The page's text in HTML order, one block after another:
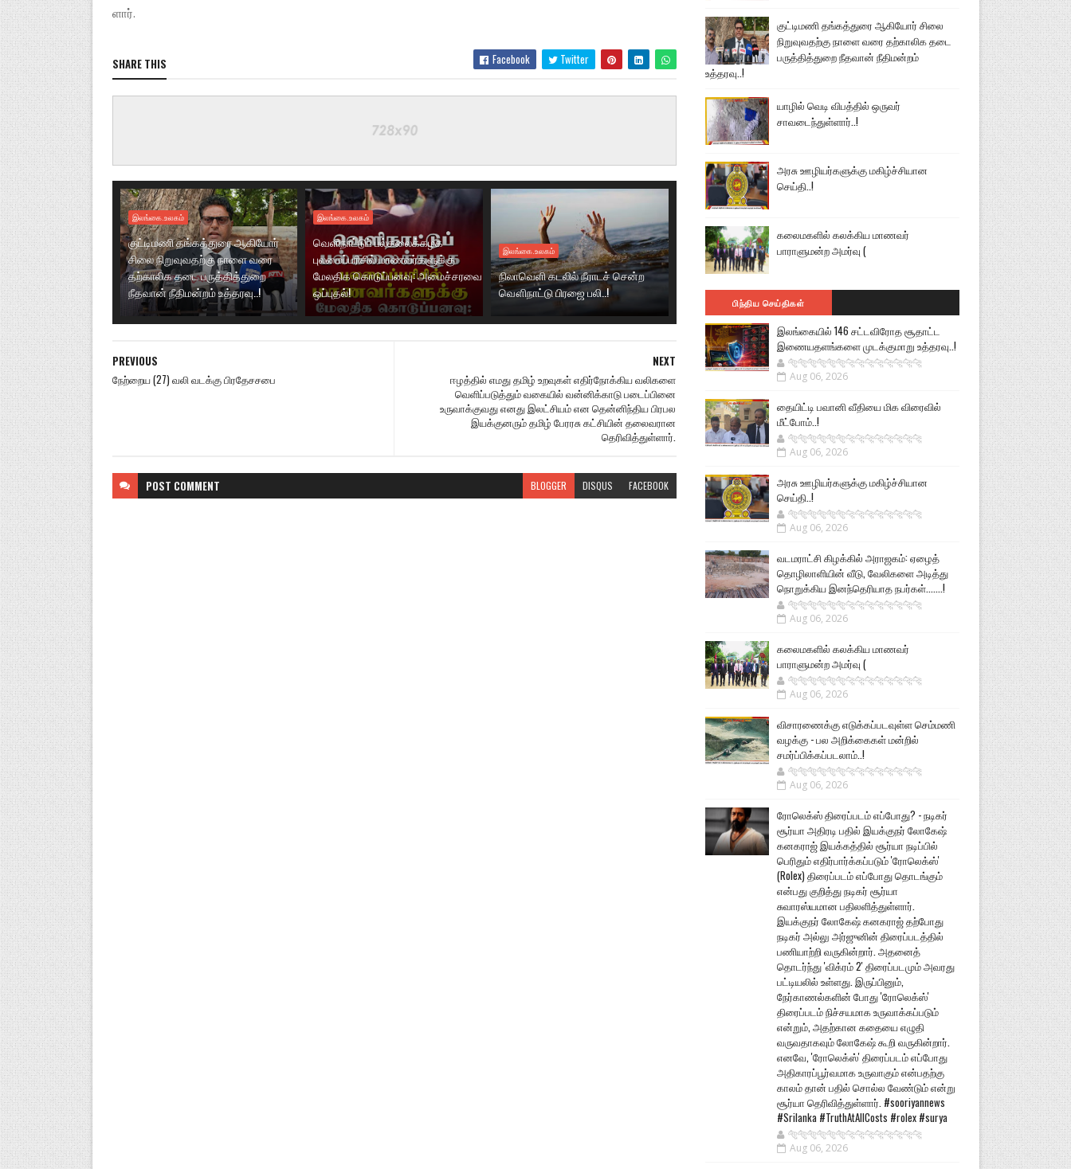
ளார்.
SHARE THIS Facebook Twitter
இலங்கை.உலகம்
குட்டிமணி தங்கத்துரை ஆகியோர்
சிலை நிறுவுவதற்கு நாளை வரை
தற்காலிக தடை பருத்தித்துறை
நீதவான் நீதிமன்றம் உத்தரவு..!
இலங்கை.உலகம்
வெளிநாட்டுப் பல்கலைக்கழக
புலமைப்பரிசில் மாணவர்களுக்கு
மேலதிக கொடுப்பனவு: அமைச்சரவை
ஒப்புதல்!
இலங்கை.உலகம்
நிலாவெளி கடலில் நீராடச் சென்ற
வௌிநாட்டு பிரஜை பலி..!
NEXT
ஈழத்தில் எமது தமிழ் உறவுகள் எதிர்நோக்கிய வலிகளை
வெளிப்படுத்தும் வகையில் வன்னிக்காடு படைப்பினை
உருவாக்குவது எனது இலட்சியம் என தென்னிந்திய பிரபல
இயக்குனரும் தமிழ் பேரரசு கட்சியின் தலைவரான
தெரிவித்துள்ளார்.
PREVIOUS
நேற்றைய (27) வலி வடக்கு பிரதேசசபை
POST COMMENT BLOGGER DISQUS FACEBOOK
குட்டிமணி தங்கத்துரை ஆகியோர் சிலை
நிறுவுவதற்கு நாளை வரை தற்காலிக தடை
பருத்தித்துறை நீதவான் நீதிமன்றம்
உத்தரவு..!
யாழில் வெடி விபத்தில் ஒருவர்
சாவடைந்துள்ளார்..!
அரசு ஊழியர்களுக்கு மகிழ்ச்சியான
செய்தி..!
கலைமகளில் கலக்கிய மாணவர்
பாராளுமன்ற அமர்வு (
பிந்திய செய்திகள்
இலங்கையில் 146 சட்டவிரோத சூதாட்ட
இணையதளங்களை முடக்குமாறு உத்தரவு..!
🐅🐅🐅🐅🐅🐅🐆🐆🐆🐆🐆🐆🐆🐆
Aug 06, 2026
தையிட்டி பவானி வீதியை மிக விரைவில்
மீட்போம்..!
🐅🐅🐅🐅🐅🐅🐆🐆🐆🐆🐆🐆🐆🐆
Aug 06, 2026
அரசு ஊழியர்களுக்கு மகிழ்ச்சியான
செய்தி..!
🐅🐅🐅🐅🐅🐅🐆🐆🐆🐆🐆🐆🐆🐆
Aug 06, 2026
வடமராட்சி கிழக்கில் அராஜகம்: ஏழைத்
தொழிலாளியின் வீடு, வேலிகளை அடித்து
நொறுக்கிய இனந்தெரியாத நபர்கள்.......!
🐅🐅🐅🐅🐅🐅🐆🐆🐆🐆🐆🐆🐆🐆
Aug 06, 2026
கலைமகளில் கலக்கிய மாணவர்
பாராளுமன்ற அமர்வு (
🐅🐅🐅🐅🐅🐅🐆🐆🐆🐆🐆🐆🐆🐆
Aug 06, 2026
விசாரணைக்கு எடுக்கப்படவுள்ள செம்மணி
வழக்கு - பல அறிக்கைகள் மன்றில்
சமர்ப்பிக்கப்படலாம்..!
🐅🐅🐅🐅🐅🐅🐆🐆🐆🐆🐆🐆🐆🐆
Aug 06, 2026
ரோலெக்ஸ் திரைப்படம் எப்போது? - நடிகர்
சூர்யா அதிரடி பதில் இயக்குநர் லோகேஷ்
கனகராஜ் இயக்கத்தில் சூர்யா நடிப்பில்
பெரிதும் எதிர்பார்க்கப்படும் 'ரோலெக்ஸ்'
(Rolex) திரைப்படம் எப்போது தொடங்கும்
என்பது குறித்து நடிகர் சூர்யா
சுவாரஸ்யமான பதிலளித்துள்ளார்.
இயக்குநர் லோகேஷ் கனகராஜ் தற்போது
நடிகர் அல்லு அர்ஜுனின் திரைப்படத்தில்
பணியாற்றி வருகின்றார். அதனைத்
தொடர்ந்து 'விக்ரம் 2' திரைப்படமும் அவரது
பட்டியலில் உள்ளது. இருப்பினும்,
நேர்காணல்களின் போது 'ரோலெக்ஸ்'
திரைப்படம் நிச்சயமாக உருவாக்கப்படும்
என்றும், அதற்கான கதையை எழுதி
வருவதாகவும் லோகேஷ் கூறி வருகின்றார்.
எனவே, 'ரோலெக்ஸ்' திரைப்படம் எப்போது
அதிகாரப்பூர்வமாக உருவாகும் என்பதற்கு
காலம் தான் பதில் சொல்ல வேண்டும் என்று
சூர்யா தெரிவித்துள்ளார். #sooriyannews
#Srilanka #TruthAtAllCosts #rolex #surya
🐅🐅🐅🐅🐅🐅🐆🐆🐆🐆🐆🐆🐆🐆
Aug 06, 2026